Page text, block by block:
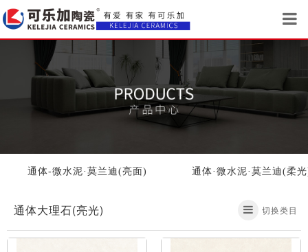
通体-微水泥·莫兰迪(亮面) 通体·微水泥·莫兰迪(柔
通体大理石(亮光) 切换类目